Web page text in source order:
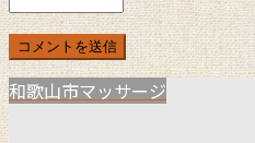
和歌山市マッサージ